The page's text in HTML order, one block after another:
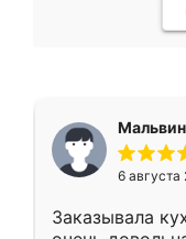
6 августа
Заказывала